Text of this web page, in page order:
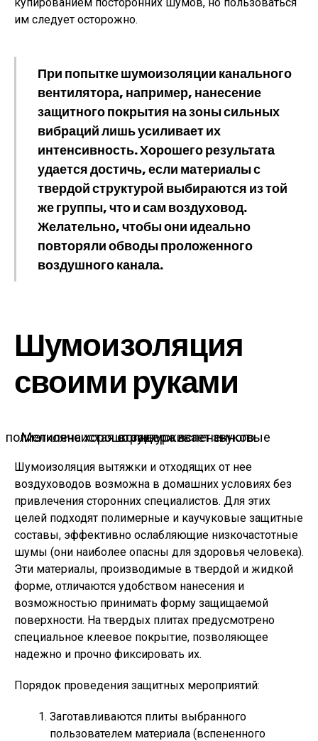
им следует осторожно.
При попытке шумоизоляции канального
вентилятора, например, нанесение
защитного покрытия на зоны сильных
вибраций лишь усиливает их
интенсивность. Хорошего результата
удается достичь, если материалы с
твердой структурой выбираются из той
же группы, что и сам воздуховод.
Желательно, чтобы они идеально
повторяли обводы проложенного
воздушного канала.
Шумоизоляция
своими руками
Мелкоячеистая структура вспененного полиэтилена хорошо задерживает звуковые волны
Шумоизоляция вытяжки и отходящих от нее
воздуховодов возможна в домашних условиях без
привлечения сторонних специалистов. Для этих
целей подходят полимерные и каучуковые защитные
составы, эффективно ослабляющие низкочастотные
шумы (они наиболее опасны для здоровья человека).
Эти материалы, производимые в твердой и жидкой
форме, отличаются удобством нанесения и
возможностью принимать форму защищаемой
поверхности. На твердых плитах предусмотрено
специальное клеевое покрытие, позволяющее
надежно и прочно фиксировать их.
Порядок проведения защитных мероприятий:
Заготавливаются плиты выбранного
пользователем материала (вспененного